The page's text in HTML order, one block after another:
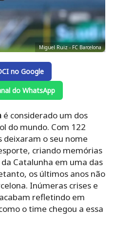
Miguel Ruiz - FC Barcelona
no Google
do WhatsApp
é considerado um dos
do mundo. Com 122
deixaram o seu nome
criando memórias
Catalunha em uma das
os últimos anos não
Inúmeras crises e
refletindo em
o time chegou a essa